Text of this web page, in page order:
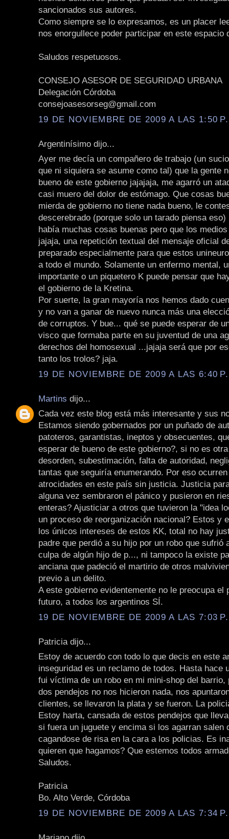
sancionados sus autores.
Como siempre se lo expresamos, es un placer
nos enorgullece poder participar en este espacio
Saludos respetuosos.
CONSEJO ASESOR DE SEGURIDAD URBANA
Delegación Córdoba
consejoasesorseg@gmail.com
19 DE NOVIEMBRE DE 2009 A LAS 1:50
Argentinísimo dijo...
Ayer me decía un compañero de trabajo (un
que ni siquiera se asume como tal) que la gente
bueno de este gobierno jajajaja, me agarró un
casi muero del dolor de estómago. Que cosas
mierda de gobierno no tiene nada bueno, le
descerebrado (porque solo un tarado piensa eso)
había muchas cosas buenas pero que los
jajaja, una repetición textual del mensaje oficial
preparado especialmente para que estos
a todo el mundo. Solamente un enfermo mental,
importante o un piquetero K puede pensar que
el gobierno de la Kretina.
Por suerte, la gran mayoría nos hemos dado
y no van a ganar de nuevo nunca más una
de corruptos. Y bue... qué se puede esperar de
visco que formaba parte en su juventud de una
derechos del homosexual ...jajaja será que por
tanto los trolos? jaja.
19 DE NOVIEMBRE DE 2009 A LAS 6:40
Martins dijo...
Cada vez este blog está más interesante y sus
Estamos siendo gobernados por un puñado de
patoteros, garantistas, ineptos y obsecuentes,
esperar de bueno de este gobierno?, si no es
desorden, subestimación, falta de autoridad,
tantas que seguiría enumerando. Por eso
atrocidades en este país sin justicia. Justicia
alguna vez sembraron el pánico y pusieron en
enteras? Ajusticiar a otros que tuvieron la "idea
un proceso de reorganización nacional? Estos y
los únicos intereses de estos KK, total no hay
padre que perdió a su hijo por un robo que sufrió
culpa de algún hijo de p..., ni tampoco la existe
anciana que padeció el martirio de otros
previo a un delito.
A este gobierno evidentemente no le preocupa el
futuro, a todos los argentinos SÍ.
19 DE NOVIEMBRE DE 2009 A LAS 7:03
Patricia dijo...
Estoy de acuerdo con todo lo que decis en este
inseguridad es un reclamo de todos. Hasta hace
fui víctima de un robo en mi mini-shop del barrio,
dos pendejos no nos hicieron nada, nos
clientes, se llevaron la plata y se fueron. La
Estoy harta, cansada de estos pendejos que
si fuera un juguete y encima si los agarran salen
cagandose de risa en la cara a los policias. Es
quieren que hagamos? Que estemos todos
Saludos.
Patricia
Bo. Alto Verde, Córdoba
19 DE NOVIEMBRE DE 2009 A LAS 7:34